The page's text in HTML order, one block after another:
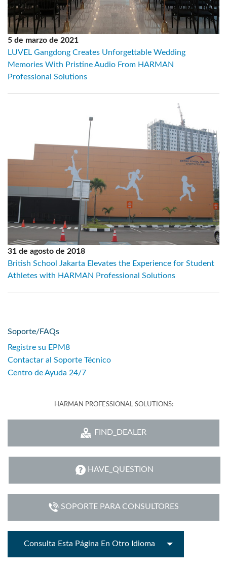
5 de marzo de 2021
LUVEL Gangdong Creates Unforgettable Wedding
Memories With Pristine Audio From HARMAN
Professional Solutions
31 de agosto de 2018
British School Jakarta Elevates the Experience for Student
Athletes with HARMAN Professional Solutions
Soporte/FAQs
Registre su EPM8
Contactar al Soporte Técnico
Centro de Ayuda 24/7
HARMAN PROFESSIONAL SOLUTIONS:
FIND_DEALER
HAVE_QUESTION
SOPORTE PARA CONSULTORES
Consulta Esta Página En Otro Idioma